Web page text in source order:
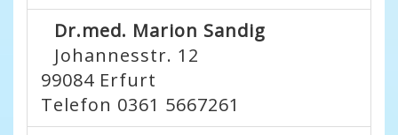
Dr.med. Marion Sandig
Johannesstr. 12
99084 Erfurt
Telefon 0361 5667261